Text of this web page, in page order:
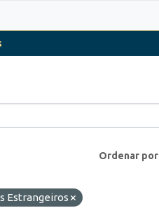
Ordenar por
Estrangeiros